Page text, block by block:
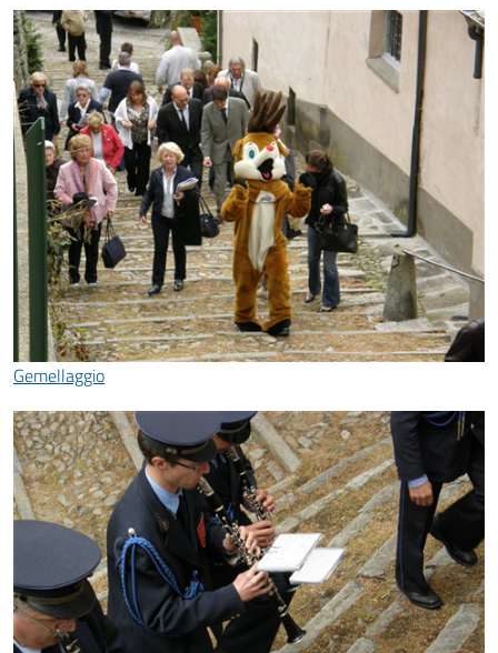
Gemellaggio